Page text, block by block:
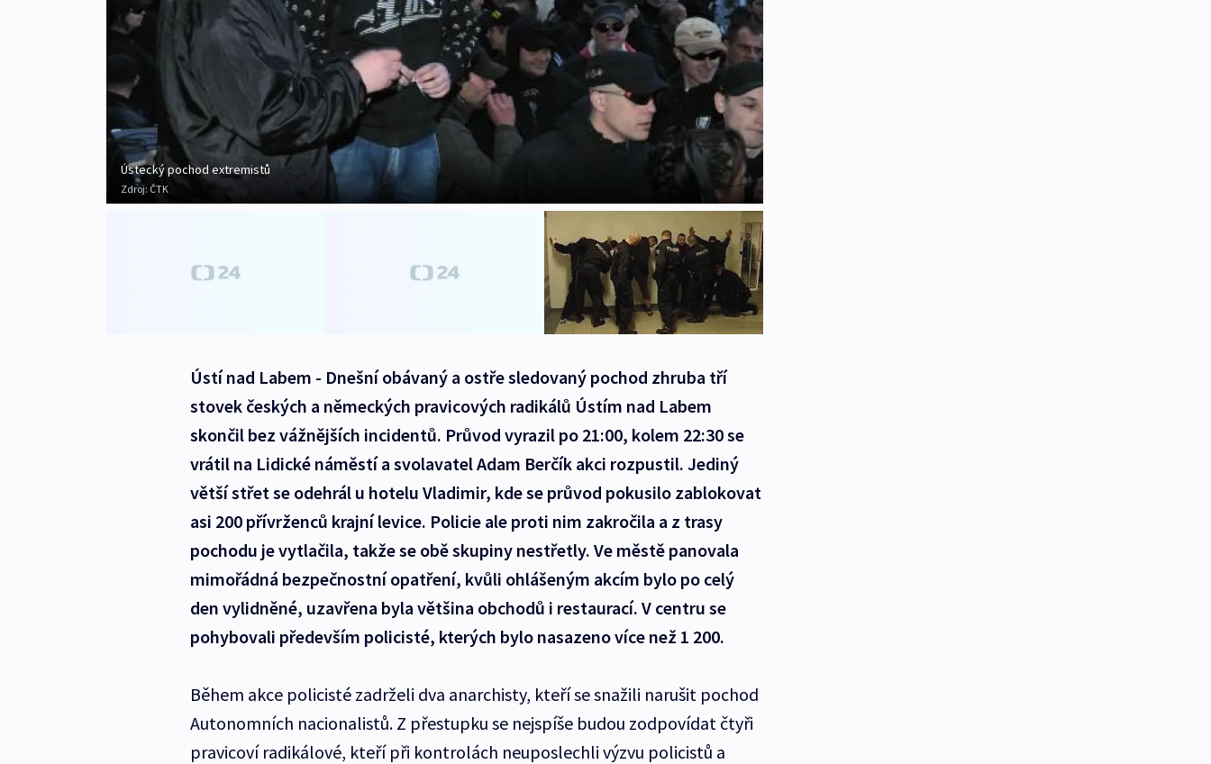
Ústecký pochod extremistů
Zdroj: ČTK
Ústí nad Labem - Dnešní obávaný a ostře sledovaný pochod zhruba tří
stovek českých a německých pravicových radikálů Ústím nad Labem
skončil bez vážnějších incidentů. Průvod vyrazil po 21:00, kolem 22:30 se
vrátil na Lidické náměstí a svolavatel Adam Berčík akci rozpustil. Jediný
větší střet se odehrál u hotelu Vladimir, kde se průvod pokusilo zablokovat
asi 200 přívrženců krajní levice. Policie ale proti nim zakročila a z trasy
pochodu je vytlačila, takže se obě skupiny nestřetly. Ve městě panovala
mimořádná bezpečnostní opatření, kvůli ohlášeným akcím bylo po celý
den vylidněné, uzavřena byla většina obchodů i restaurací. V centru se
pohybovali především policisté, kterých bylo nasazeno více než 1 200.
Během akce policisté zadrželi dva anarchisty, kteří se snažili narušit pochod
Autonomních nacionalistů. Z přestupku se nejspíše budou zodpovídat čtyři
pravicoví radikálové, kteří při kontrolách neuposlechli výzvu policistů a